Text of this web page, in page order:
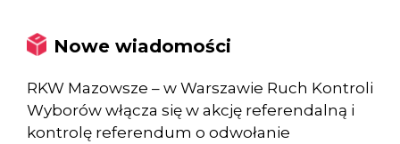
Nowe wiadomości
RKW Mazowsze – w Warszawie Ruch Kontroli
Wyborów włącza się w akcję referendalną i
kontrolę referendum o odwołanie